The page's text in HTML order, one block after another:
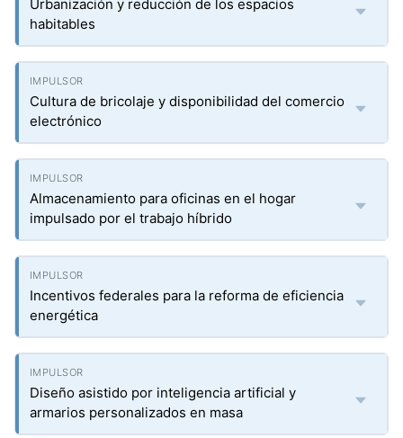
Urbanización y reducción de los espacios
habitables
Cultura de bricolaje y disponibilidad del comercio
electrónico
Almacenamiento para oficinas en el hogar
impulsado por el trabajo híbrido
Incentivos federales para la reforma de eficiencia
energética
Diseño asistido por inteligencia artificial y
armarios personalizados en masa